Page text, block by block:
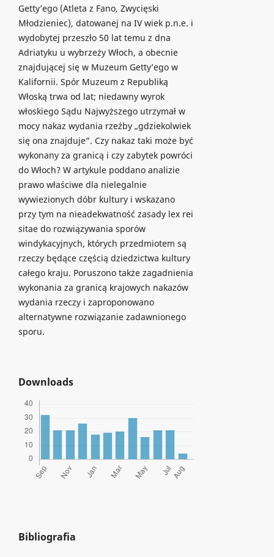
Getty’ego (Atleta z Fano, Zwycięski
Młodzieniec), datowanej na IV wiek p.n.e. i
wydobytej przeszło 50 lat temu z dna
Adriatyku u wybrzeży Włoch, a obecnie
znajdującej się w Muzeum Getty’ego w
Kalifornii. Spór Muzeum z Republiką
Włoską trwa od lat; niedawny wyrok
włoskiego Sądu Najwyższego utrzymał w
mocy nakaz wydania rzeźby „gdziekolwiek
się ona znajduje”. Czy nakaz taki może być
wykonany za granicą i czy zabytek powróci
do Włoch? W artykule poddano analizie
prawo właściwe dla nielegalnie
wywiezionych dóbr kultury i wskazano
przy tym na nieadekwatność zasady lex rei
sitae do rozwiązywania sporów
windykacyjnych, których przedmiotem są
rzeczy będące częścią dziedzictwa kultury
całego kraju. Poruszono także zagadnienia
wykonania za granicą krajowych nakazów
wydania rzeczy i zaproponowano
alternatywne rozwiązanie zadawnionego
sporu.
Downloads
Bibliografia